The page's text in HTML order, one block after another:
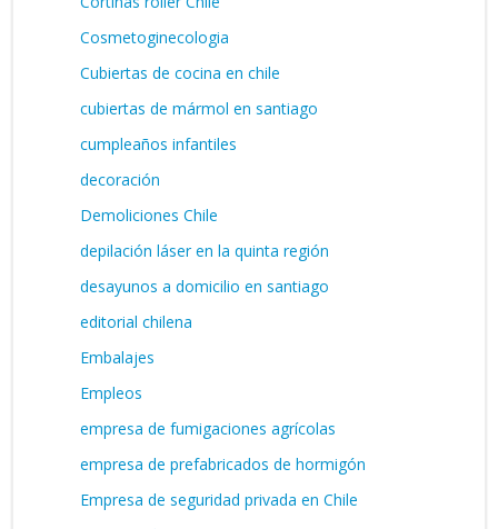
Cosmetoginecologia
Cubiertas de cocina en chile
cubiertas de mármol en santiago
cumpleaños infantiles
decoración
Demoliciones Chile
depilación láser en la quinta región
desayunos a domicilio en santiago
editorial chilena
Embalajes
Empleos
empresa de fumigaciones agrícolas
empresa de prefabricados de hormigón
Empresa de seguridad privada en Chile